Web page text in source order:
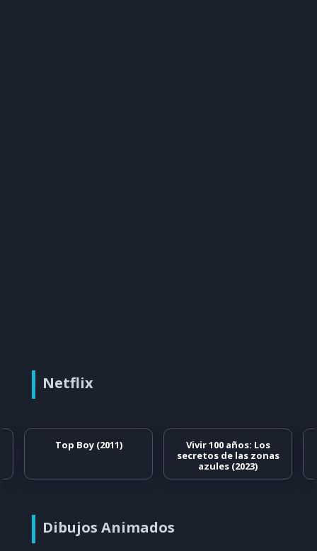
Netflix
Top Boy (2011)
Vivir 100 años: Los
secretos de las zonas
azules (2023)
Dibujos Animados